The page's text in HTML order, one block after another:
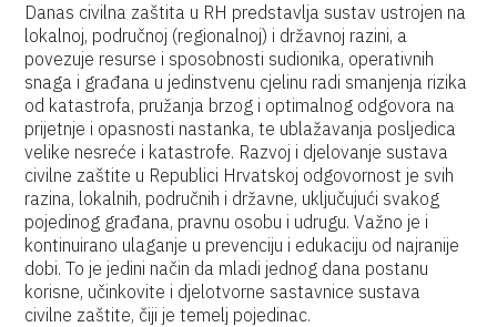
Danas civilna zaštita u RH predstavlja sustav ustrojen na
lokalnoj, područnoj (regionalnoj) i državnoj razini, a
povezuje resurse i sposobnosti sudionika, operativnih
snaga i građana u jedinstvenu cjelinu radi smanjenja rizika
od katastrofa, pružanja brzog i optimalnog odgovora na
prijetnje i opasnosti nastanka, te ublažavanja posljedica
velike nesreće i katastrofe. Razvoj i djelovanje sustava
civilne zaštite u Republici Hrvatskoj odgovornost je svih
razina, lokalnih, područnih i državne, uključujući svakog
pojedinog građana, pravnu osobu i udrugu. Važno je i
kontinuirano ulaganje u prevenciju i edukaciju od najranije
dobi. To je jedini način da mladi jednog dana postanu
korisne, učinkovite i djelotvorne sastavnice sustava
civilne zaštite, čiji je temelj pojedinac.